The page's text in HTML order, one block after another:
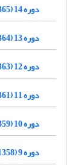
دوره 14 (1365)
دوره 13 (1364)
دوره 12 (1363)
دوره 11 (1361)
دوره 10 (1359)
دوره 9 (1358)